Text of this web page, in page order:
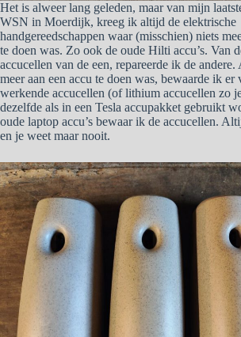
Het is alweer lang geleden, maar van mijn
WSN in Moerdijk, kreeg ik altijd de elektrische
handgereedschappen waar (misschien) niets
te doen was. Zo ook de oude Hilti accu’s. Van
accucellen van de een, repareerde ik de andere.
meer aan een accu te doen was, bewaarde ik er
werkende accucellen (of lithium accucellen zo
dezelfde als in een Tesla accupakket gebruikt
oude laptop accu’s bewaar ik de accucellen.
en je weet maar nooit.